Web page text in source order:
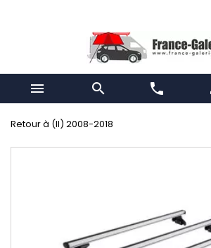
  phone
Retour à (II) 2008-2018